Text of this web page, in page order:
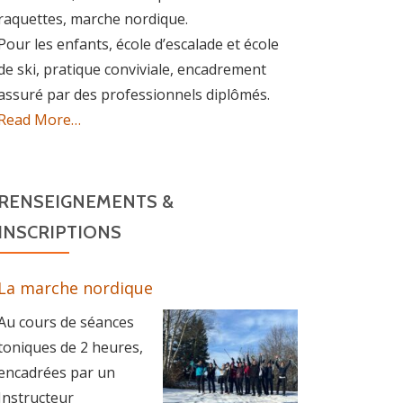
marche nordique.
les enfants, école d’escalade et école
ski, pratique conviviale, encadrement
par des professionnels diplômés.
Moreabout
…
&
marche nordique
cours de séances
de 2 heures,
par un